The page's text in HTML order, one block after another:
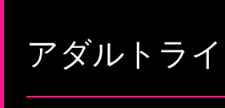
アダルトラ